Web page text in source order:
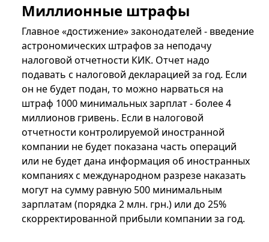
Миллионные штрафы
Главное «достижение» законодателей - введение
астрономических штрафов за неподачу
налоговой отчетности КИК. Отчет надо
подавать с налоговой декларацией за год. Если
он не будет подан, то можно нарваться на
штраф 1000 минимальных зарплат - более 4
миллионов гривень. Если в налоговой
отчетности контролируемой иностранной
компании не будет показана часть операций
или не будет дана информация об иностранных
компаниях с международном разрезе наказать
могут на сумму равную 500 минимальным
зарплатам (порядка 2 млн. грн.) или до 25%
скорректированной прибыли компании за год.